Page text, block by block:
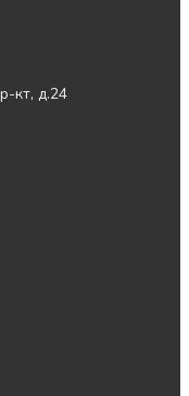
кт, д.24